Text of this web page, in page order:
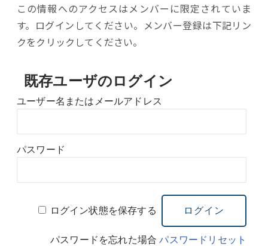
この情報へのアクセスはメンバーに限定されていま
す。ログインしてください。メンバー登録は下記リン
クをクリックしてください。
既存ユーザのログイン
ユーザー名またはメールアドレス
パスワード
ログイン状態を保存する
パスワードを忘れた場合パスワードリセット